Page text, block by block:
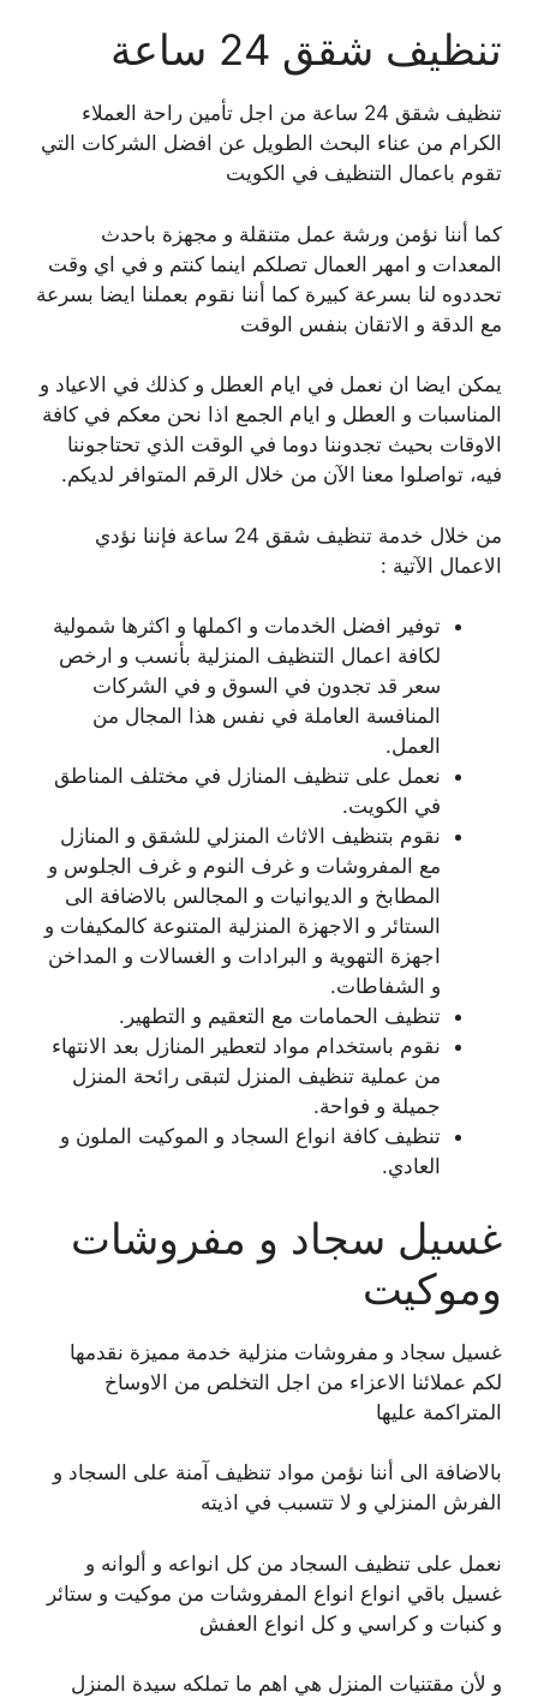
تنظيف شقق 24 ساعة
تنظيف شقق 24 ساعة من اجل تأمين راحة العملاء
الكرام من عناء البحث الطويل عن افضل الشركات التي
تقوم باعمال التنظيف في الكويت
كما أننا نؤمن ورشة عمل متنقلة و مجهزة باحدث
المعدات و امهر العمال تصلكم اينما كنتم و في اي وقت
تحددوه لنا بسرعة كبيرة كما أننا نقوم بعملنا ايضا بسرعة
مع الدقة و الاتقان بنفس الوقت
يمكن ايضا ان نعمل في ايام العطل و كذلك في الاعياد و
المناسبات و العطل و ايام الجمع اذا نحن معكم في كافة
الاوقات بحيث تجدوننا دوما في الوقت الذي تحتاجوننا
فيه، تواصلوا معنا الآن من خلال الرقم المتوافر لديكم.
من خلال خدمة تنظيف شقق 24 ساعة فإننا نؤدي
الاعمال الآتية :
توفير افضل الخدمات و اكملها و اكثرها شمولية
لكافة اعمال التنظيف المنزلية بأنسب و ارخص
سعر قد تجدون في السوق و في الشركات
المنافسة العاملة في نفس هذا المجال من
العمل.
نعمل على تنظيف المنازل في مختلف المناطق
في الكويت.
نقوم بتنظيف الاثاث المنزلي للشقق و المنازل
مع المفروشات و غرف النوم و غرف الجلوس و
المطابخ و الديوانيات و المجالس بالاضافة الى
الستائر و الاجهزة المنزلية المتنوعة كالمكيفات و
اجهزة التهوية و البرادات و الغسالات و المداخن
و الشفاطات.
تنظيف الحمامات مع التعقيم و التطهير.
نقوم باستخدام مواد لتعطير المنازل بعد الانتهاء
من عملية تنظيف المنزل لتبقى رائحة المنزل
جميلة و فواحة.
تنظيف كافة انواع السجاد و الموكيت الملون و
العادي.
غسيل سجاد و مفروشات
وموكيت
غسيل سجاد و مفروشات منزلية خدمة مميزة نقدمها
لكم عملائنا الاعزاء من اجل التخلص من الاوساخ
المتراكمة عليها
بالاضافة الى أننا نؤمن مواد تنظيف آمنة على السجاد و
الفرش المنزلي و لا تتسبب في اذيته
نعمل على تنظيف السجاد من كل انواعه و ألوانه و
غسيل باقي انواع انواع المفروشات من موكيت و ستائر
و كنبات و كراسي و كل انواع العفش
و لأن مقتنيات المنزل هي اهم ما تملكه سيدة المنزل